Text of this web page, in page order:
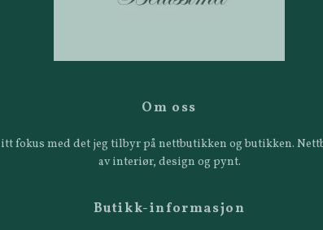
Om oss
fokus med det jeg tilbyr på nettbutikken og butikken.
av interiør, design og pynt.
Butikk-informasjon